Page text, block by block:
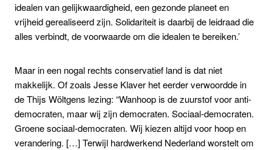
idealen van gelijkwaardigheid, een gezonde planeet en
vrijheid gerealiseerd zijn. Solidariteit is daarbij de leidraad die
alles verbindt, de voorwaarde om die idealen te bereiken.’
Maar in een nogal rechts conservatief land is dat niet
makkelijk. Of zoals Jesse Klaver het eerder verwoordde in
de Thijs Wöltgens lezing: “Wanhoop is de zuurstof voor anti-
democraten, maar wij zijn democraten. Sociaal-democraten.
Groene sociaal-democraten. Wij kiezen altijd voor hoop en
verandering. […] Terwijl hardwerkend Nederland worstelt om